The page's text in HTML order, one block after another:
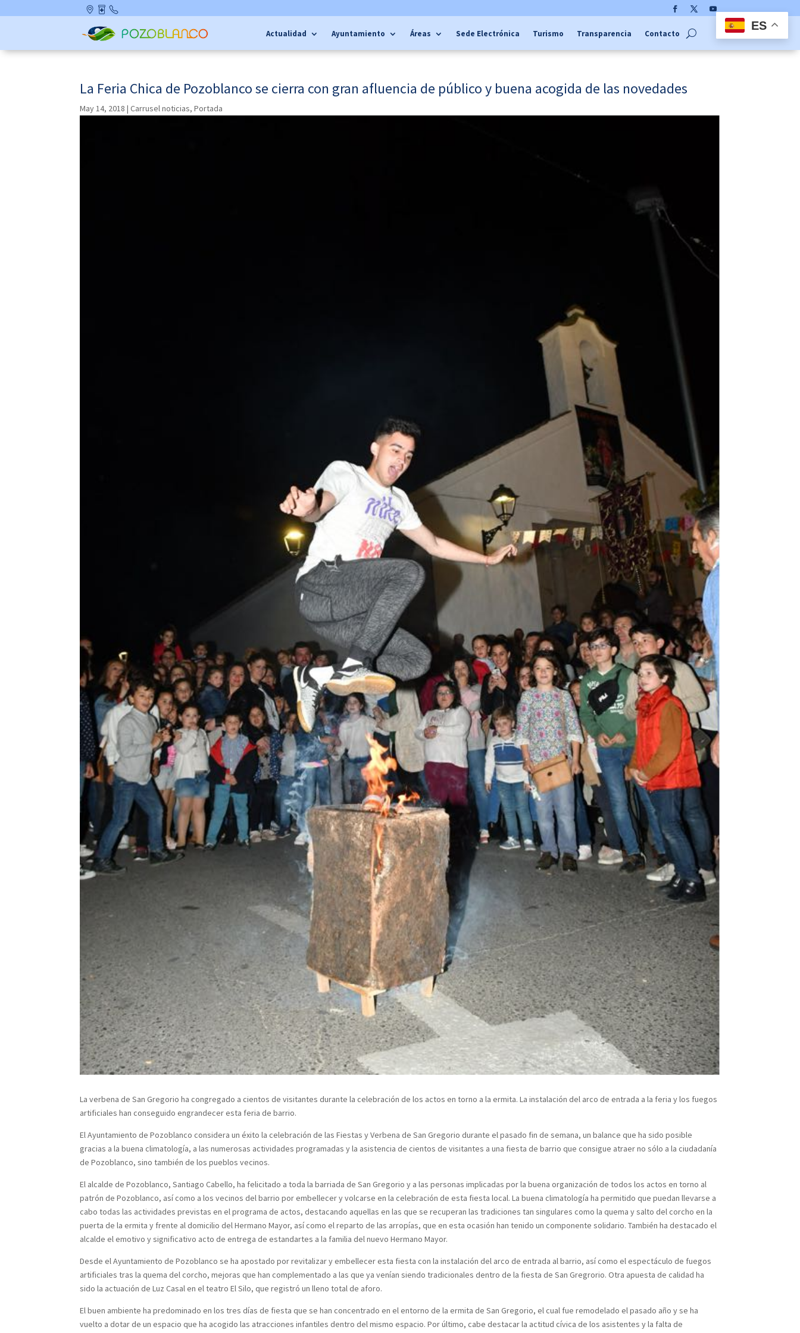
to
Ubicació
n
Farmaci
as de
Contact
o
YouTube
Actualidad
Ayuntamiento Áreas Sede Electrónica Turismo Transparencia Contacto
La Feria Chica de Pozoblanco se cierra con gran afluencia de público y buena acogida de las novedades
May 14, 2018 |Carrusel noticias,Portada
La verbena de San Gregorio ha congregado a cientos de visitantes durante la celebración de los actos en torno a la ermita. La instalación del arco de entrada a la feria y los fuegos
artificiales han conseguido engrandecer esta feria de barrio.
El Ayuntamiento de Pozoblanco considera un éxito la celebración de las Fiestas y Verbena de San Gregorio durante el pasado fin de semana, un balance que ha sido posible
gracias a la buena climatología, a las numerosas actividades programadas y la asistencia de cientos de visitantes a una fiesta de barrio que consigue atraer no sólo a la ciudadanía
de Pozoblanco, sino también de los pueblos vecinos.
El alcalde de Pozoblanco, Santiago Cabello, ha felicitado a toda la barriada de San Gregorio y a las personas implicadas por la buena organización de todos los actos en torno al
patrón de Pozoblanco, así como a los vecinos del barrio por embellecer y volcarse en la celebración de esta fiesta local. La buena climatología ha permitido que puedan llevarse a
cabo todas las actividades previstas en el programa de actos, destacando aquellas en las que se recuperan las tradiciones tan singulares como la quema y salto del corcho en la
puerta de la ermita y frente al domicilio del Hermano Mayor, así como el reparto de las arropías, que en esta ocasión han tenido un componente solidario. También ha destacado el
alcalde el emotivo y significativo acto de entrega de estandartes a la familia del nuevo Hermano Mayor.
Desde el Ayuntamiento de Pozoblanco se ha apostado por revitalizar y embellecer esta fiesta con la instalación del arco de entrada al barrio, así como el espectáculo de fuegos
artificiales tras la quema del corcho, mejoras que han complementado a las que ya venían siendo tradicionales dentro de la fiesta de San Gregrorio. Otra apuesta de calidad ha
sido la actuación de Luz Casal en el teatro El Silo, que registró un lleno total de aforo.
El buen ambiente ha predominado en los tres días de fiesta que se han concentrado en el entorno de la ermita de San Gregorio, el cual fue remodelado el pasado año y se ha
vuelto a dotar de un espacio que ha acogido las atracciones infantiles dentro del mismo espacio. Por último, cabe destacar la actitud cívica de los asistentes y la falta de
ES